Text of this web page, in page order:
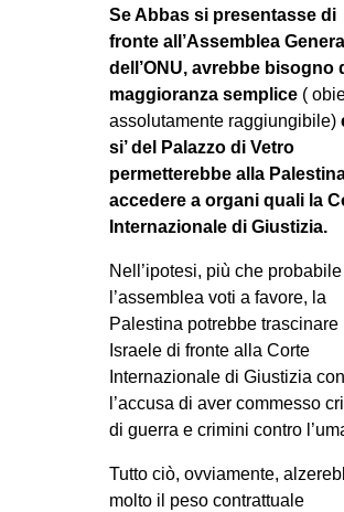
Se Abbas si presentasse di
fronte all’Assemblea
dell’ONU, avrebbe bisogno
maggioranza semplice (
assolutamente raggiungibile)
si’ del Palazzo di Vetro
permetterebbe alla
accedere a organi quali la
Internazionale di Giustizia.
Nell’ipotesi, più che
l’assemblea voti a favore, la
Palestina potrebbe trascinare
Israele di fronte alla Corte
Internazionale di Giustizia con
l’accusa di aver commesso
di guerra e crimini contro
Tutto ciò, ovviamente,
molto il peso contrattuale